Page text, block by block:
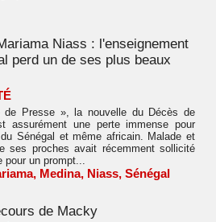
Niass : l'enseignement
perd un de ses plus beaux
de Presse », la nouvelle du Décès de
assurément une perte immense pour
du Sénégal et même africain. Malade et
ses proches avait récemment sollicité
pour un prompt...
, Medina, Niass, Sénégal
de Macky